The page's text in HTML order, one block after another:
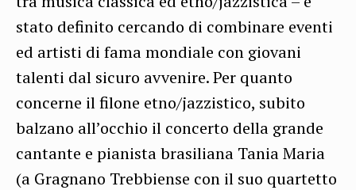
stato definito cercando di combinare eventi
ed artisti di fama mondiale con giovani
talenti dal sicuro avvenire. Per quanto
concerne il filone etno/jazzistico, subito
balzano all’occhio il concerto della grande
cantante e pianista brasiliana Tania Maria
(a Gragnano Trebbiense con il suo quartetto